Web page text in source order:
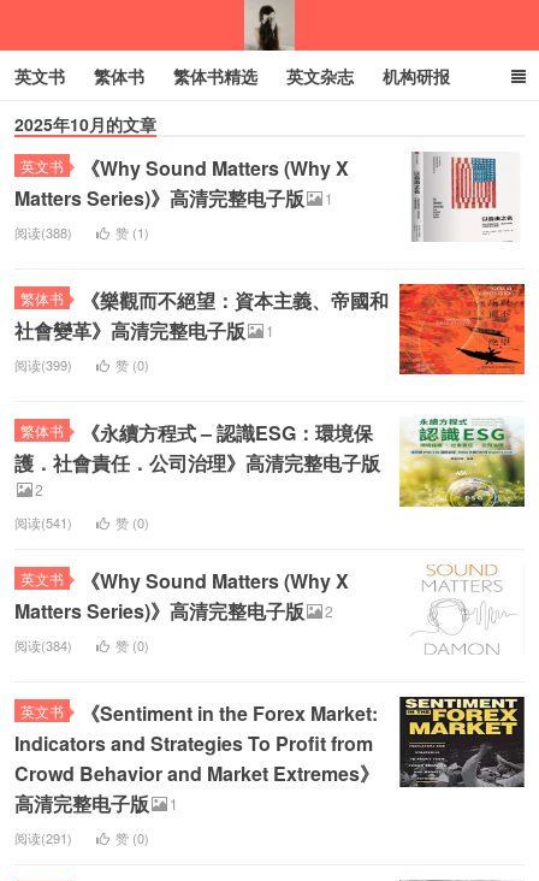
我的生活分享
英文书 繁体书 繁体书精选 英文杂志 机构研报
小语种 绝版书
2025年10月的文章
英文书
《Why Sound Matters (Why X
Matters Series)》高清完整电子版
1
阅读(388) 赞 (1)
繁体书
《樂觀而不絕望：資本主義、帝國和
社會變革》高清完整电子版
1
阅读(399) 赞 (0)
繁体书
《永續方程式 – 認識ESG：環境保
護．社會責任．公司治理》高清完整电子版
2
阅读(541) 赞 (0)
英文书
《Why Sound Matters (Why X
Matters Series)》高清完整电子版
2
阅读(384) 赞 (0)
英文书
《Sentiment in the Forex Market:
Indicators and Strategies To Profit from
Crowd Behavior and Market Extremes》
高清完整电子版
1
阅读(291) 赞 (0)